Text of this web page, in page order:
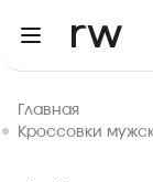
Главная
Кроссовки